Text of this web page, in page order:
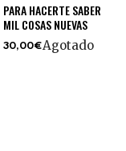
PARA HACERTE SABER
MIL COSAS NUEVAS
30,00€Agotado